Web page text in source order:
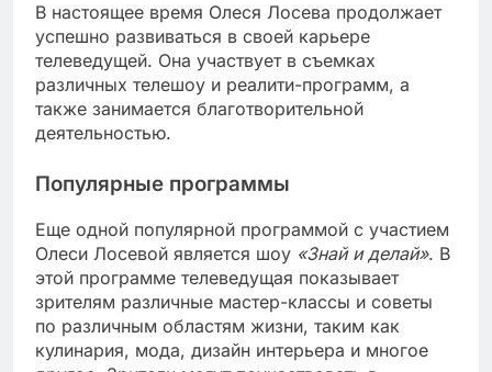
В настоящее время Олеся Лосева продолжает
успешно развиваться в своей карьере
телеведущей. Она участвует в съемках
различных телешоу и реалити-программ, а
также занимается благотворительной
деятельностью.
Популярные программы
Еще одной популярной программой с участием
Олеси Лосевой является шоу «Знай и делай». В
этой программе телеведущая показывает
зрителям различные мастер-классы и советы
по различным областям жизни, таким как
кулинария, мода, дизайн интерьера и многое